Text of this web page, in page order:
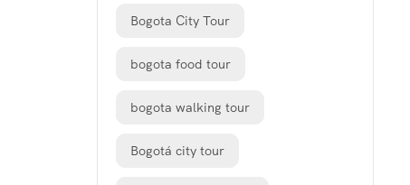
Bogota City Tour
bogota food tour
bogota walking tour
Bogotá city tour